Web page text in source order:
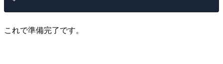
これで準備完了です。